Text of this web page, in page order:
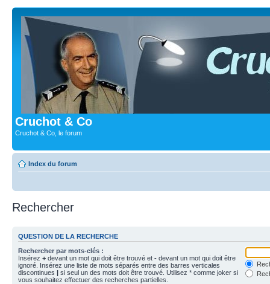
Cruchot & Co
Cruchot & Co, le forum
Index du forum
Rechercher
QUESTION DE LA RECHERCHE
Rechercher par mots-clés :
Insérez + devant un mot qui doit être trouvé et - devant un mot qui doit être
ignoré. Insérez une liste de mots séparés entre des barres verticales
discontinues | si seul un des mots doit être trouvé. Utilisez * comme joker si
vous souhaitez effectuer des recherches partielles.